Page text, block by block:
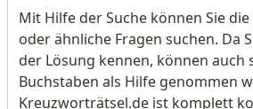
Mit Hilfe der Suche können Sie
oder ähnliche Fragen suchen. Da
der Lösung kennen, können auch
Buchstaben als Hilfe genommen
Kreuzworträtsel.de ist komplett